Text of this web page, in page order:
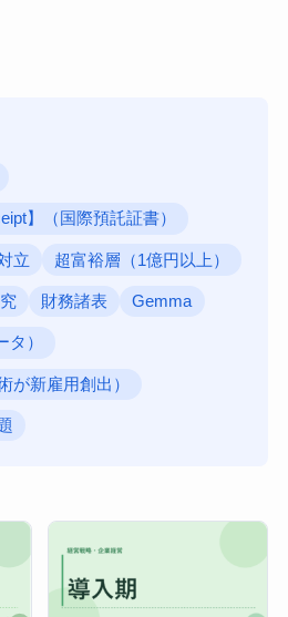
】（国際預託証書）
立 超富裕層（1億円以上）
財務諸表 Gemma
タ）
が新雇用創出）